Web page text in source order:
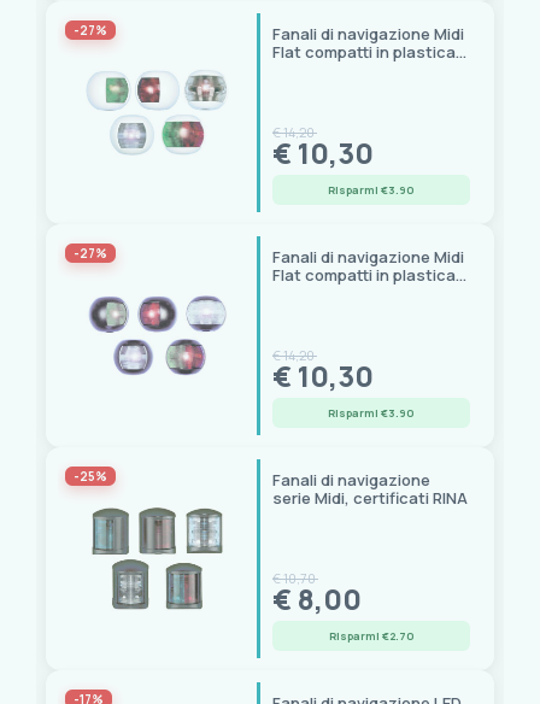
-27%
Fanali di navigazione Midi
Flat compatti in plastica
€ 14,20
€ 10,30
Risparmi €3.90
-27%
Fanali di navigazione Midi
Flat compatti in plastica
€ 14,20
€ 10,30
Risparmi €3.90
-25%
Fanali di navigazione
serie Midi, certificati RINA
€ 10,70
€ 8,00
Risparmi €2.70
-17%